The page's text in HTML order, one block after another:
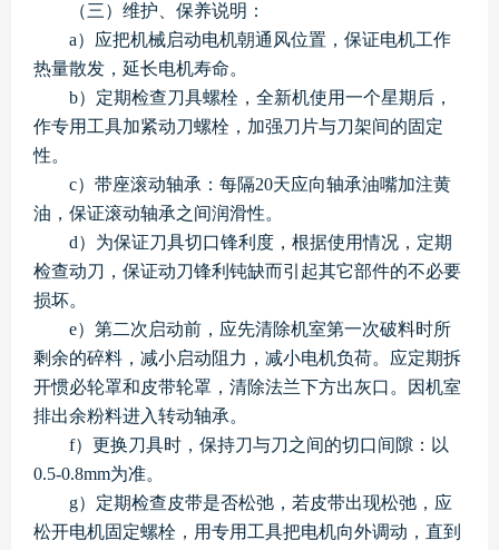
（三）维护、保养说明：
a）应把机械启动电机朝通风位置，保证电机工作
热量散发，延长电机寿命。
b）定期检查刀具螺栓，全新机使用一个星期后，
作专用工具加紧动刀螺栓，加强刀片与刀架间的固定
性。
c）带座滚动轴承：每隔20天应向轴承油嘴加注黄
油，保证滚动轴承之间润滑性。
d）为保证刀具切口锋利度，根据使用情况，定期
检查动刀，保证动刀锋利钝缺而引起其它部件的不必要
损坏。
e）第二次启动前，应先清除机室第一次破料时所
剩余的碎料，减小启动阻力，减小电机负荷。应定期拆
开惯必轮罩和皮带轮罩，清除法兰下方出灰口。因机室
排出余粉料进入转动轴承。
f）更换刀具时，保持刀与刀之间的切口间隙：以
0.5-0.8mm为准。
g）定期检查皮带是否松弛，若皮带出现松弛，应
松开电机固定螺栓，用专用工具把电机向外调动，直到